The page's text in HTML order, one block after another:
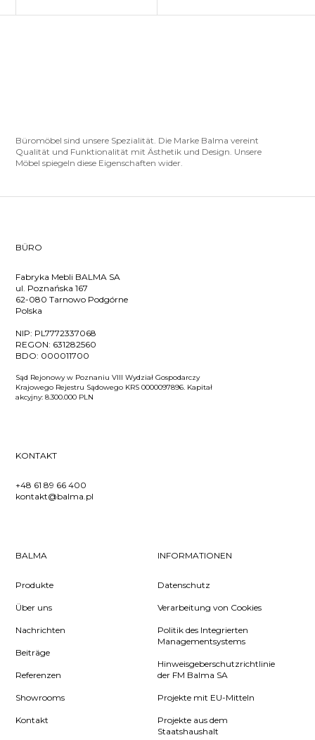
Büromöbel sind unsere Spezialität. Die Marke Balma vereint
Qualität und Funktionalität mit Ästhetik und Design. Unsere
Möbel spiegeln diese Eigenschaften wider.
BÜRO
Fabryka Mebli BALMA SA
ul. Poznańska 167
62-080 Tarnowo Podgórne
Polska
NIP: PL7772337068
REGON: 631282560
BDO: 000011700
Sąd Rejonowy w Poznaniu VIII Wydział Gospodarczy
Krajowego Rejestru Sądowego KRS 0000097896. Kapitał
akcyjny: 8.300.000 PLN
KONTAKT
+48 61 89 66 400
kontakt@balma.pl
BALMA
Produkte
Über uns
Nachrichten
Beiträge
Referenzen
Showrooms
Kontakt
INFORMATIONEN
Datenschutz
Verarbeitung von Cookies
Politik des Integrierten
Managementsystems
Hinweisgeberschutzrichtlinie
der FM Balma SA
Projekte mit EU-Mitteln
Projekte aus dem
Staatshaushalt